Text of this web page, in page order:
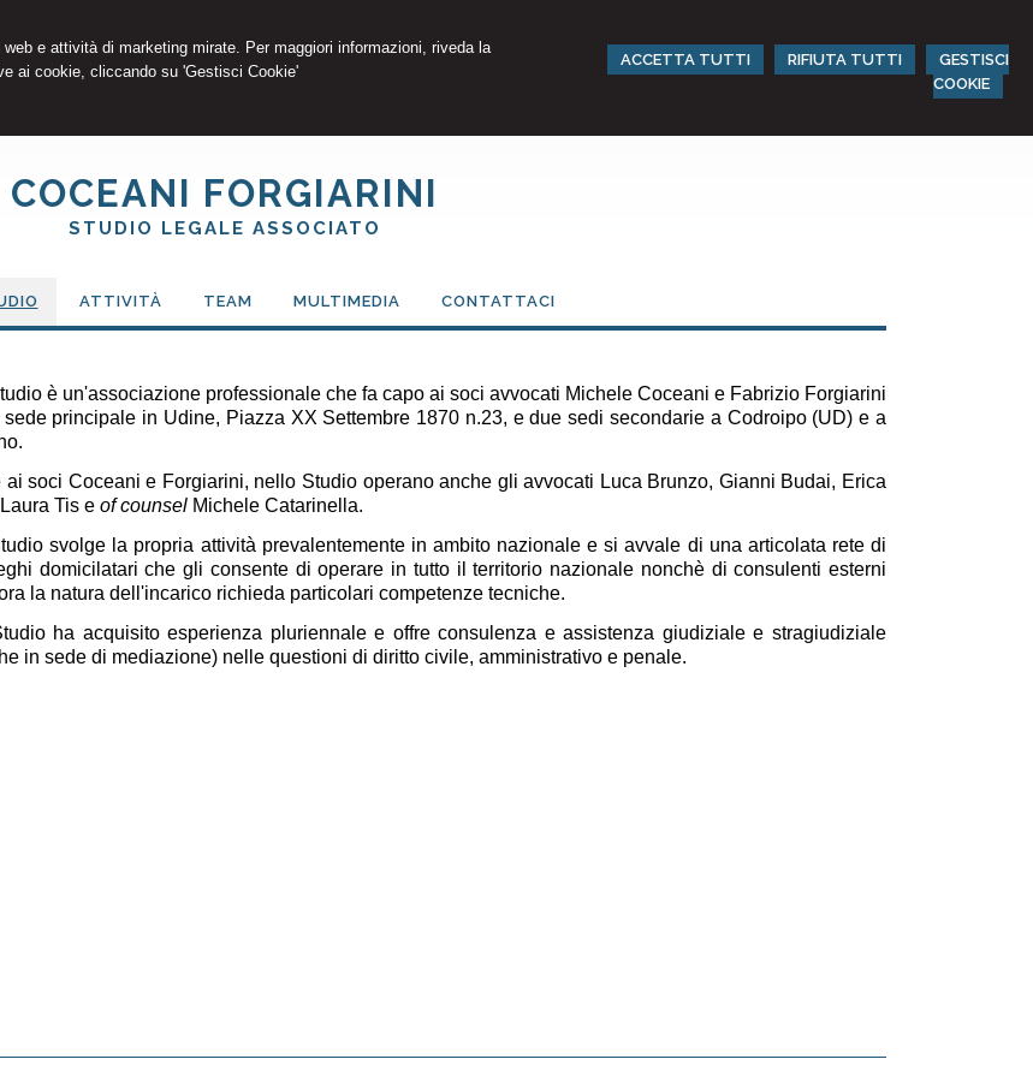
e attività di marketing mirate. Per maggiori informazioni, riveda la
ai cookie, cliccando su 'Gestisci Cookie'
ACCETTA TUTTI RIFIUTA TUTTI
GESTISCI
COOKIE
COCEANI FORGIARINI
STUDIO LEGALE ASSOCIATO
ATTIVITÀ TEAM MULTIMEDIA CONTATTACI
è un'associazione professionale che fa capo ai soci avvocati Michele Coceani e Fabrizio Forgiarini
principale in Udine, Piazza XX Settembre 1870 n.23, e due sedi secondarie a Codroipo (UD) e a
ai soci Coceani e Forgiarini, nello Studio operano anche gli avvocati Luca Brunzo, Gianni Budai, Erica
Tis e of counsel Michele Catarinella.
svolge la propria attività prevalentemente in ambito nazionale e si avvale di una articolata rete di
domicilatari che gli consente di operare in tutto il territorio nazionale nonchè di consulenti esterni
la natura dell'incarico richieda particolari competenze tecniche.
ha acquisito esperienza pluriennale e offre consulenza e assistenza giudiziale e stragiudiziale
in sede di mediazione) nelle questioni di diritto civile, amministrativo e penale.